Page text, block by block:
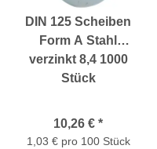
DIN 125 Scheiben
Form A Stahl
verzinkt 8,4 1000
Stück
10,26 € *
1,03 € pro 100 Stück